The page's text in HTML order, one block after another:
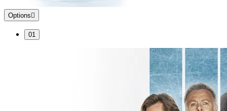
Options
01